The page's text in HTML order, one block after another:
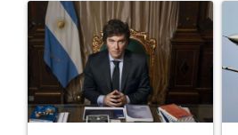
Un artículo de tendencia con el